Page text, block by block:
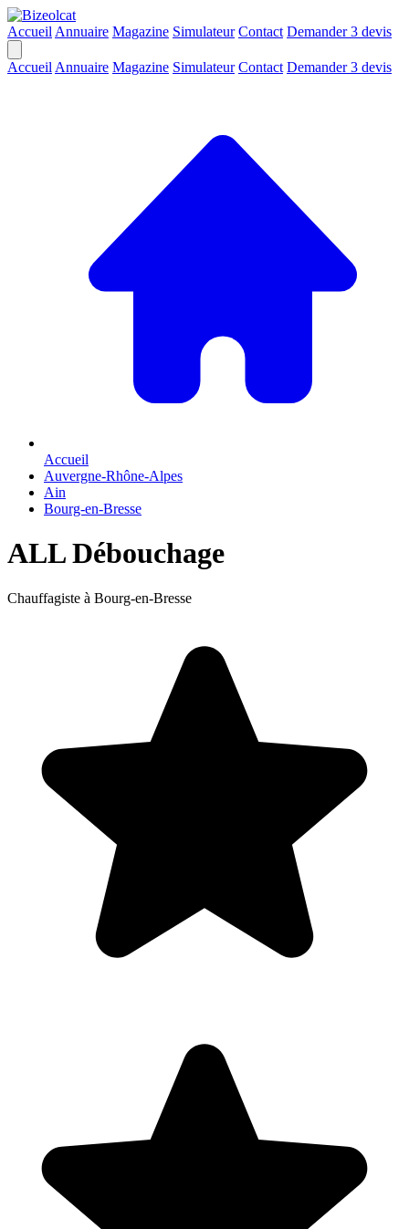
Accueil Annuaire Magazine Simulateur Contact Demander 3 devis
Accueil Annuaire Magazine Simulateur Contact Demander 3 devis
Accueil
Auvergne-Rhône-Alpes
Ain
Bourg-en-Bresse
ALL Débouchage
Chauffagiste à Bourg-en-Bresse